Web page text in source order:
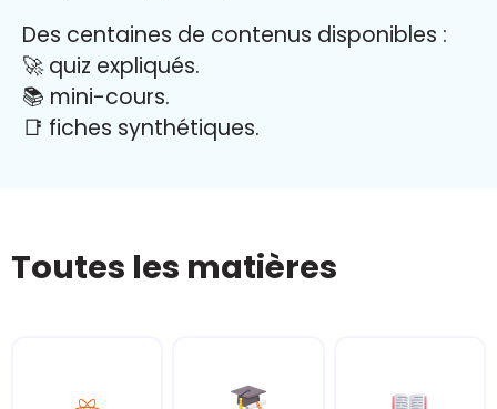
Des centaines de contenus disponibles :
🚀 quiz expliqués.
📚 mini-cours.
📑 fiches synthétiques.
Toutes les matières